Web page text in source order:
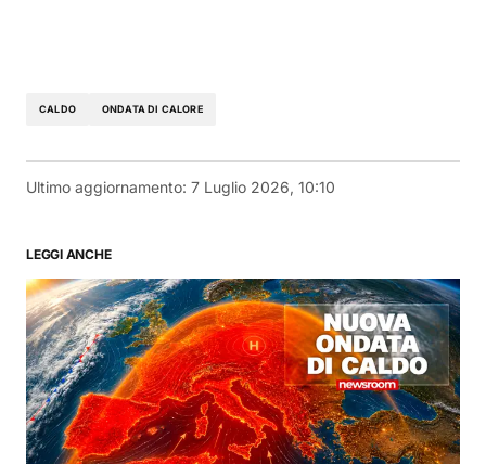
CALDO ONDATA DI CALORE
Ultimo aggiornamento: 7 Luglio 2026, 10:10
LEGGI ANCHE